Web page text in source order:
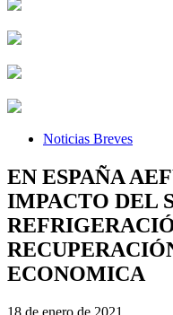
Noticias Breves
EN ESPAÑA
IMPACTO DEL
ECONOMICA
18 de enero de 2021